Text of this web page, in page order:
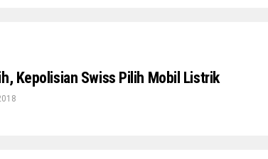
Kepolisian Swiss Pilih Mobil Listrik